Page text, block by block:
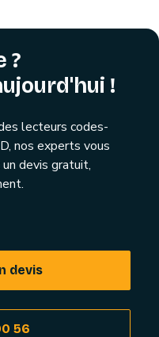
?
!
lecteurs codes-
nos experts vous
devis gratuit,
devis
56